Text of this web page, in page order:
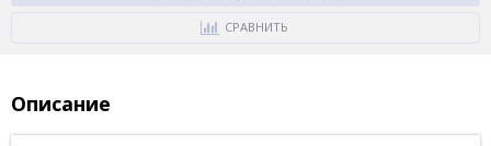
СРАВНИТЬ
Описание